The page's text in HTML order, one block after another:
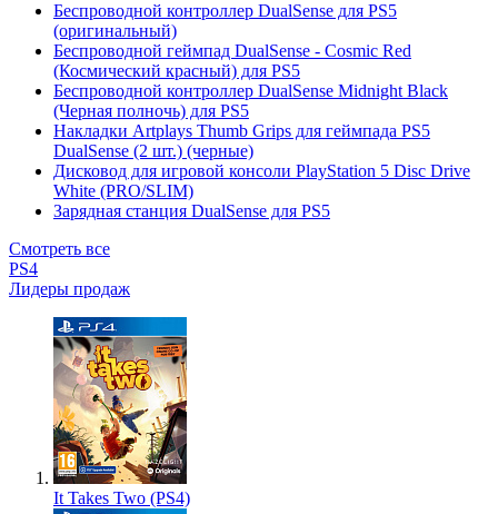
Беспроводной контроллер DualSense для PS5
(оригинальный)
Беспроводной геймпад DualSense - Cosmic Red
(Космический красный) для PS5
Беспроводной контроллер DualSense Midnight Black
(Черная полночь) для PS5
Накладки Artplays Thumb Grips для геймпада PS5
DualSense (2 шт.) (черные)
Дисковод для игровой консоли PlayStation 5 Disc Drive
White (PRO/SLIM)
Зарядная станция DualSense для PS5
Смотреть все
PS4
Лидеры продаж
It Takes Two (PS4)